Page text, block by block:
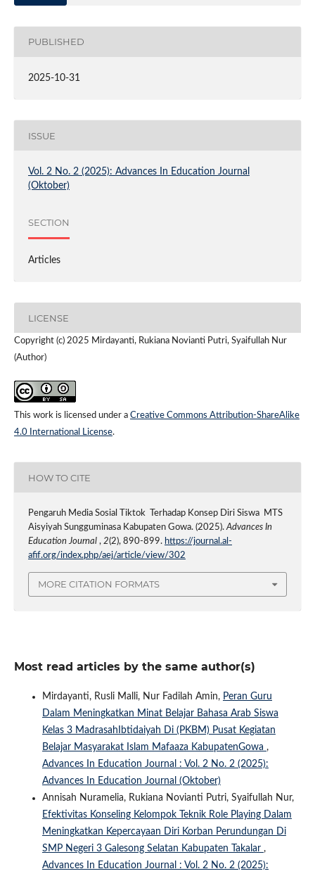
PUBLISHED
2025-10-31
ISSUE
Vol. 2 No. 2 (2025): Advances In Education Journal
(Oktober)
SECTION
Articles
LICENSE
Copyright (c) 2025 Mirdayanti, Rukiana Novianti Putri, Syaifullah Nur
(Author)
This work is licensed under a Creative Commons Attribution-ShareAlike
4.0 International License.
HOW TO CITE
Pengaruh Media Sosial Tiktok Terhadap Konsep Diri Siswa MTS
Aisyiyah Sungguminasa Kabupaten Gowa. (2025).Advances In
Education Journal , 2(2), 890-899. https://journal.al-
afif.org/index.php/aej/article/view/302
MORE CITATION FORMATS
Most read articles by the same author(s)
Mirdayanti, Rusli Malli, Nur Fadilah Amin, Peran Guru
Dalam Meningkatkan Minat Belajar Bahasa Arab Siswa
Kelas 3 MadrasahIbtidaiyah Di (PKBM) Pusat Kegiatan
Belajar Masyarakat Islam Mafaaza KabupatenGowa ,
Advances In Education Journal : Vol. 2 No. 2 (2025):
Advances In Education Journal (Oktober)
Annisah Nuramelia, Rukiana Novianti Putri, Syaifullah Nur,
Efektivitas Konseling Kelompok Teknik Role Playing Dalam
Meningkatkan Kepercayaan Diri Korban Perundungan Di
SMP Negeri 3 Galesong Selatan Kabupaten Takalar ,
Advances In Education Journal : Vol. 2 No. 2 (2025):